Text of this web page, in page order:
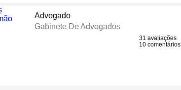
Advogado
Gabinete De Advogados
31 avaliações
10 comentários